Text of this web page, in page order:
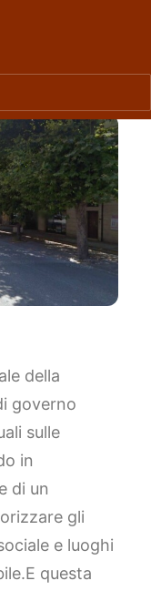
della
governo
sulle
in
di un
gli
e luoghi
questa